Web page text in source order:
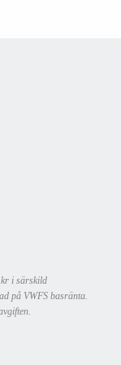
kr i särskild
på VWFS basränta.